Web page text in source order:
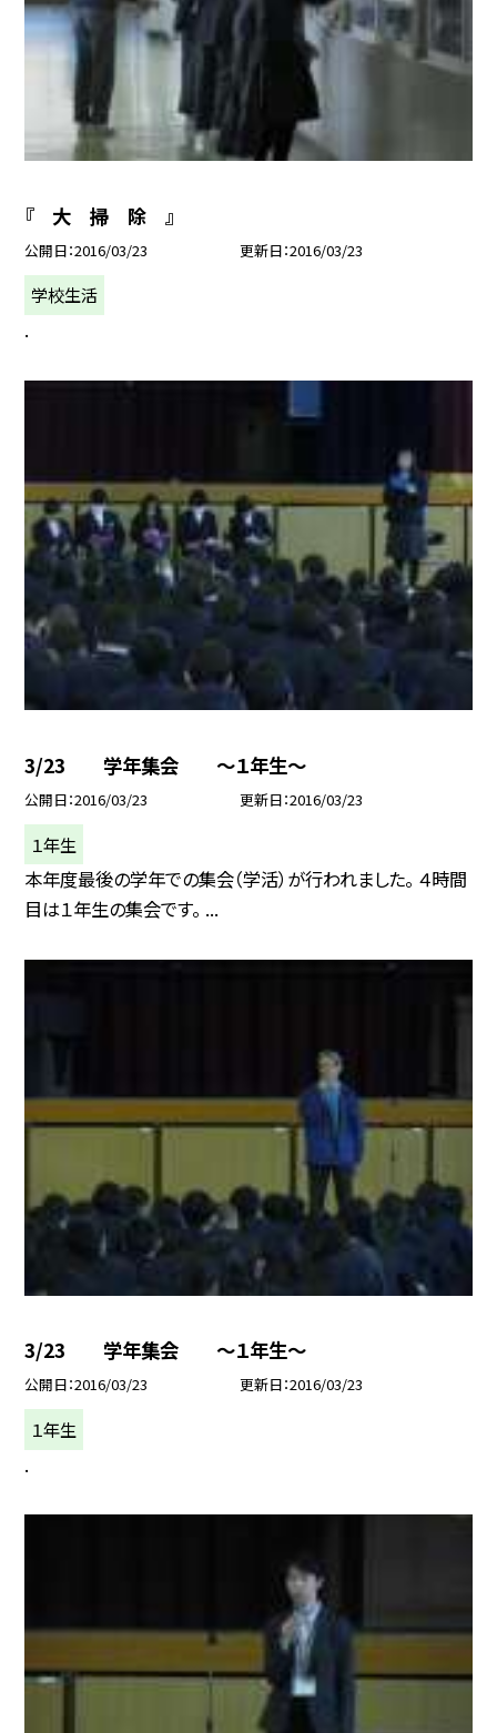
『 大 掃 除 』
公開日 2016/03/23 更新日 2016/03/23
学校生活
.
3/23 学年集会 〜１年生〜
公開日 2016/03/23 更新日 2016/03/23
１年生
本年度最後の学年での集会（学活）が行われました。 ４時間
目は１年生の集会です。 ...
3/23 学年集会 〜１年生〜
公開日 2016/03/23 更新日 2016/03/23
１年生
.